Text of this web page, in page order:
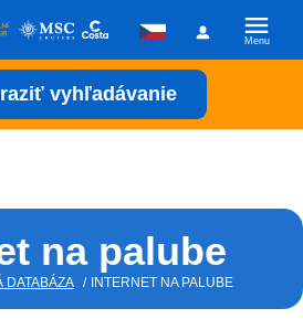
Menu
vyhľadávanie
na palube
DATABÁZA / INTERNET NA PALUBE